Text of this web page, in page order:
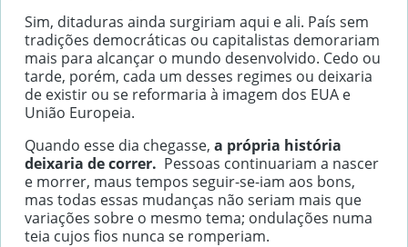
Sim, ditaduras ainda surgiriam aqui e ali. País sem
tradições democráticas ou capitalistas demorariam
mais para alcançar o mundo desenvolvido. Cedo ou
tarde, porém, cada um desses regimes ou deixaria
de existir ou se reformaria à imagem dos EUA e
União Europeia.
Quando esse dia chegasse, a própria história
deixaria de correr. Pessoas continuariam a nascer
e morrer, maus tempos seguir-se-iam aos bons,
mas todas essas mudanças não seriam mais que
variações sobre o mesmo tema; ondulações numa
teia cujos fios nunca se romperiam.